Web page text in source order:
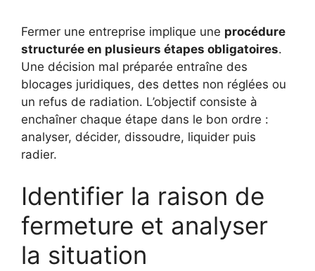
Fermer une entreprise implique une procédure
structurée en plusieurs étapes obligatoires.
Une décision mal préparée entraîne des
blocages juridiques, des dettes non réglées ou
un refus de radiation. L’objectif consiste à
enchaîner chaque étape dans le bon ordre :
analyser, décider, dissoudre, liquider puis
radier.
Identifier la raison de
fermeture et analyser
la situation